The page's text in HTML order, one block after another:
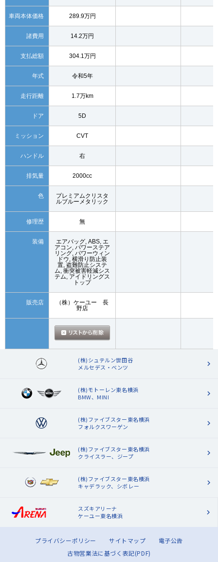
車両本体価格 289.9万円
諸費用 14.2万円
支払総額 304.1万円
年式 令和5年
走行距離 1.7万km
ドア 5D
ミッション CVT
ハンドル 右
排気量 2000cc
色
プレミアムクリスタ
ルブルーメタリック
修理歴 無
装備
エアバッグ, ABS, エ
アコン, パワーステア
リング, パワーウィン
ドウ, 横滑り防止装
置, 盗難防止システ
ム, 衝突被害軽減シス
テム, アイドリングス
トップ
販売店
（株）ケーユー 長
野店
(株)シュテルン世田谷
メルセデス・ベンツ
(株)モトーレン東名横浜
BMW、MINI
(株)ファイブスター東名横浜
フォルクスワーゲン
(株)ファイブスター東名横浜
クライスラー、ジープ
(株)ファイブスター東名横浜
キャデラック、シボレー
スズキアリーナ
ケーユー東名横浜
プライバシーポリシー サイトマップ
電子公告
古物営業法に基づく表記(PDF)